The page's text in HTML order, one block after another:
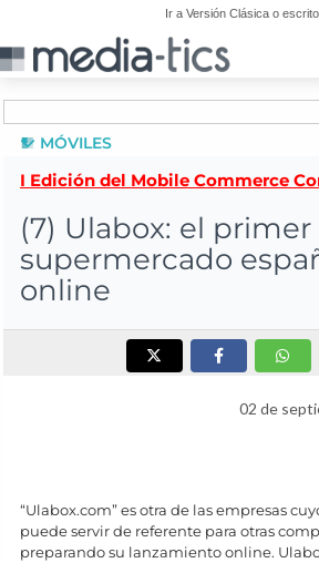
Ir a Versión Clásica o
MÓVILES
I Edición del Mobile Commerce
(7) Ulabox: el primer
supermercado
online
02 de
“Ulabox.com” es otra de las empresas
puede servir de referente para otras
preparando su lanzamiento online.